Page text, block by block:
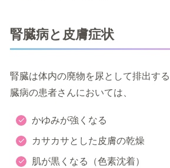
腎臓病と皮膚症状
腎臓は体内の廃物を尿として排出す
臓病の患者さんにおいては、
かゆみが強くなる
カサカサとした皮膚の乾燥
肌が黒くなる（色素沈着）